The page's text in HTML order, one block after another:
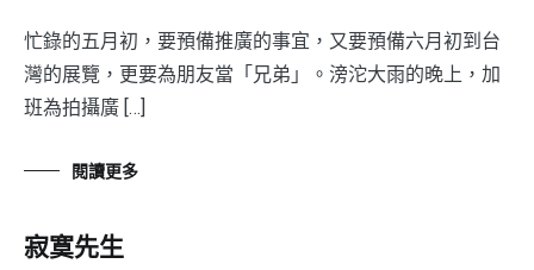
忙錄的五月初，要預備推廣的事宜，又要預備六月初到台
灣的展覽，更要為朋友當「兄弟」。滂沱大雨的晚上，加
班為拍攝廣 […]
閱讀更多
寂寞先生